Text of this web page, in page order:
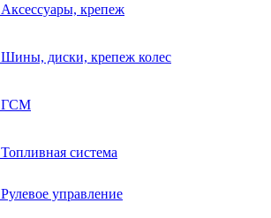
Аксессуары, крепеж
Шины, диски, крепеж колес
ГСМ
Топливная система
Рулевое управление